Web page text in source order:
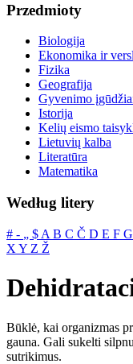
Przedmioty
Biologija
Ekonomika ir
Fizika
Geografija
Gyvenimo
Istorija
Kelių eismo
Lietuvių kalba
Literatūra
Matematika
Według litery
# ‐ „ $ A B C Č D E F G
X Y Z Ž
Būklė, kai organizmas
gauna. Gali sukelti
sutrikimus.